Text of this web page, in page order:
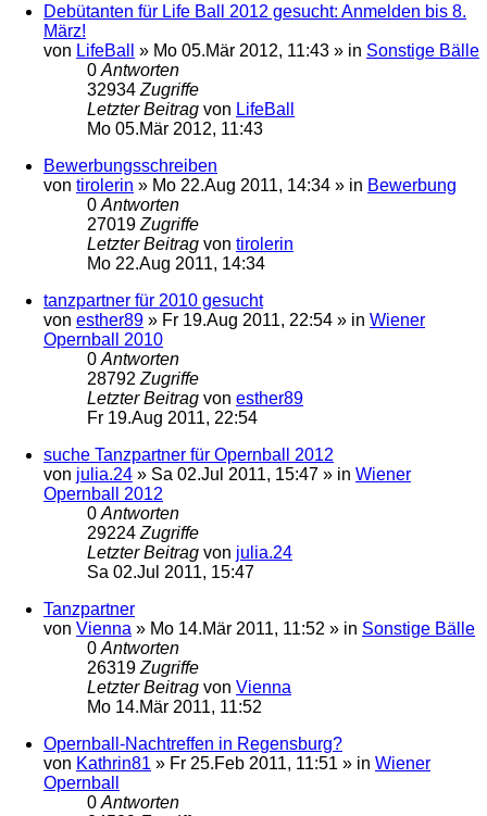
Debütanten für Life Ball 2012 gesucht: Anmelden bis 8.
März!
von LifeBall » Mo 05.Mär 2012, 11:43 » in Sonstige Bälle
0 Antworten
32934 Zugriffe
Letzter Beitrag von LifeBall
Mo 05.Mär 2012, 11:43
Bewerbungsschreiben
von tirolerin » Mo 22.Aug 2011, 14:34 » in Bewerbung
0 Antworten
27019 Zugriffe
Letzter Beitrag von tirolerin
Mo 22.Aug 2011, 14:34
tanzpartner für 2010 gesucht
von esther89 » Fr 19.Aug 2011, 22:54 » in Wiener
Opernball 2010
0 Antworten
28792 Zugriffe
Letzter Beitrag von esther89
Fr 19.Aug 2011, 22:54
suche Tanzpartner für Opernball 2012
von julia.24 » Sa 02.Jul 2011, 15:47 » in Wiener
Opernball 2012
0 Antworten
29224 Zugriffe
Letzter Beitrag von julia.24
Sa 02.Jul 2011, 15:47
Tanzpartner
von Vienna » Mo 14.Mär 2011, 11:52 » in Sonstige Bälle
0 Antworten
26319 Zugriffe
Letzter Beitrag von Vienna
Mo 14.Mär 2011, 11:52
Opernball-Nachtreffen in Regensburg?
von Kathrin81 » Fr 25.Feb 2011, 11:51 » in Wiener
Opernball
0 Antworten